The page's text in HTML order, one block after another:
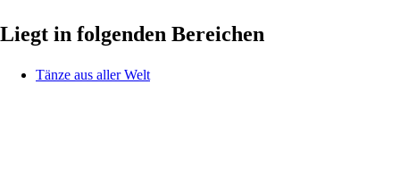
Liegt in folgenden Bereichen
Tänze aus aller Welt